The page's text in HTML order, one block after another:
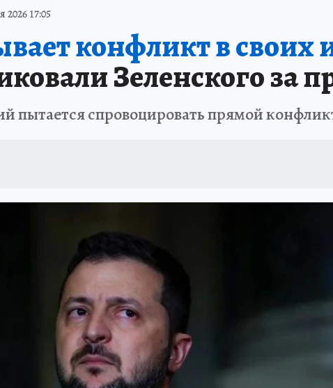
НА СЕБЕ
17:05
конфликт в своих
Зеленского за
пытается спровоцировать прямой